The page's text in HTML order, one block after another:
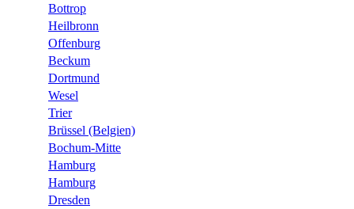
Bottrop
Heilbronn
Offenburg
Beckum
Dortmund
Wesel
Trier
Brüssel (Belgien)
Bochum-Mitte
Hamburg
Hamburg
Dresden